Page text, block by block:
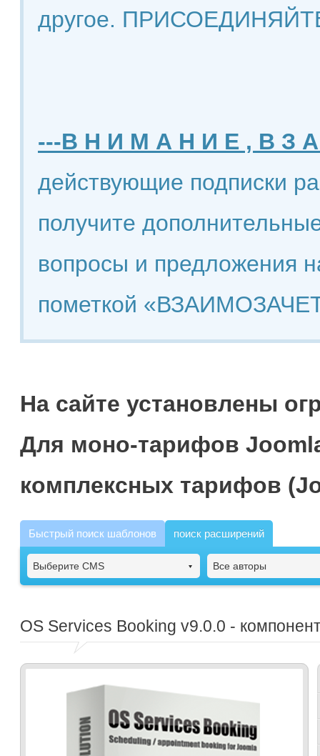
другое.
---В Н И М А Н И Е , В З
действующие подписки
получите
вопросы и предложения
пометкой
На сайте установлены
Для моно-тарифов
комплексных тарифов
Быстрый поиск шаблонов поиск расширений
Выберите CMS Все авторы
OS Services Booking v9.0.0 -